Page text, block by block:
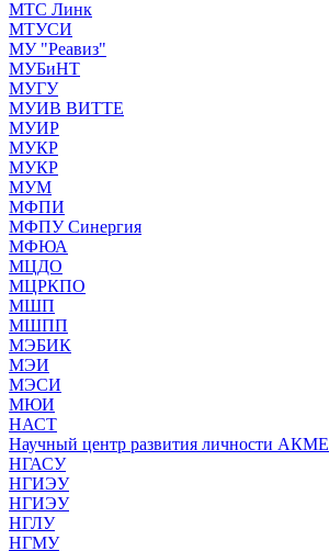
МТС Линк
МТУСИ
МУ "Реавиз"
МУБиНТ
МУГУ
МУИВ ВИТТЕ
МУИР
МУКР
МУКР
МУМ
МФПИ
МФПУ Синергия
МФЮА
МЦДО
МЦРКПО
МШП
МШПП
МЭБИК
МЭИ
МЭСИ
МЮИ
НАСТ
Научный центр развития личности АКМЕ
НГАСУ
НГИЭУ
НГИЭУ
НГЛУ
НГМУ